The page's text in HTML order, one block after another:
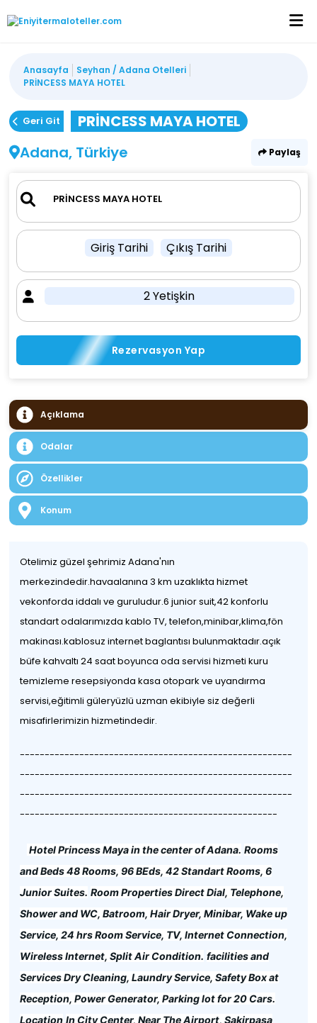
Anasayfa
Seyhan / Adana Otelleri
PRİNCESS MAYA HOTEL
Geri Git
PRİNCESS MAYA HOTEL
Adana, Türkiye
Paylaş
Giriş Tarihi Çıkış Tarihi
2 Yetişkin
Rezervasyon Yap
Açıklama
Odalar
Özellikler
Konum
Otelimiz güzel şehrimiz Adana'nın
merkezindedir.havaalanına 3 km uzaklıkta hizmet
vekonforda iddalı ve guruludur.6 junior suit,42 konforlu
standart odalarımızda kablo TV, telefon,minibar,klima,fön
makinası.kablosuz internet baglantısı bulunmaktadır.açık
büfe kahvaltı 24 saat boyunca oda servisi hizmeti kuru
temizleme resepsiyonda kasa otopark ve uyandırma
servisi,eğitimli güleryüzlü uzman ekibiyle siz değerli
misafirlerimizin hizmetindedir.
-------------------------------------------------------
-------------------------------------------------------
-------------------------------------------------------
----------------------------------------------------
Hotel Princess Maya in the center of Adana. Rooms
and Beds 48 Rooms, 96 BEds, 42 Standart Rooms, 6
Junior Suites. Room Properties Direct Dial, Telephone,
Shower and WC, Batroom, Hair Dryer, Minibar, Wake up
Service, 24 hrs Room Service, TV, Internet Connection,
Wireless Internet, Split Air Condition. facilities and
Services Dry Cleaning, Laundry Service, Safety Box at
Reception, Power Generator, Parking lot for 20 Cars.
Location In City Center, Near The Airport, Şakirpaşa